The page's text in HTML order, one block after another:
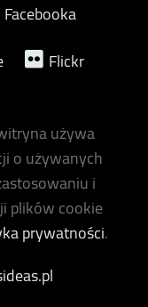
Flickr
używa
o używanych
i
plików cookie
prywatności.